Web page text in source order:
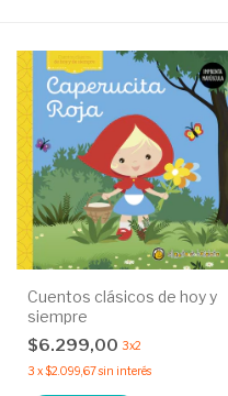
Cuentos clásicos de hoy y
siempre
$6.299,00 3x2
3 x$2.099,67sin interés